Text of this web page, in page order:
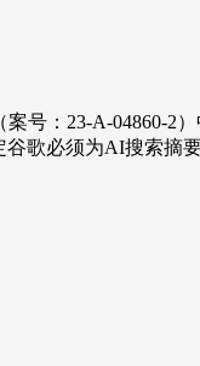
号：23-A-04860-2
歌必须为AI搜索摘